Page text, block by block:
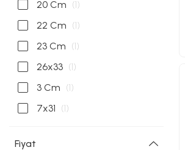
20 Cm (1)
22 Cm (1)
23 Cm (1)
26x33 (1)
3 Cm (1)
7x31 (1)
Fiyat